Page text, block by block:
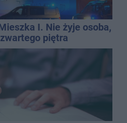
I. Nie żyje osoba,
piętra